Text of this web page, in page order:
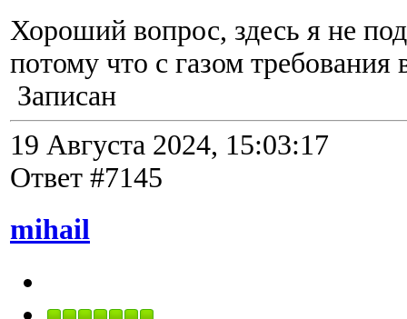
Хороший вопрос, здесь я не
потому что с газом
Записан
19 Августа 2024, 15:03:17
Ответ #7145
mihail